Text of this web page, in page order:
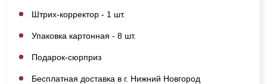
Штрих-корректор - 1 шт.
Упаковка картонная - 8 шт.
Подарок-сюрприз
Бесплатная доставка в г. Нижний Новгород